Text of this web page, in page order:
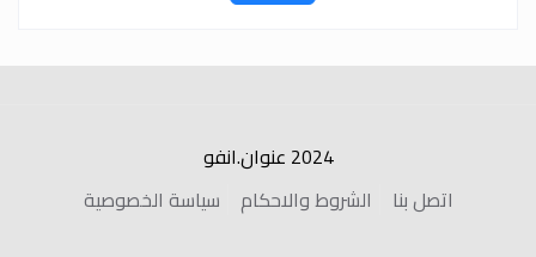
2024 عنوان.انفو
اتصل بنا
الشروط والاحكام سياسة الخصوصية